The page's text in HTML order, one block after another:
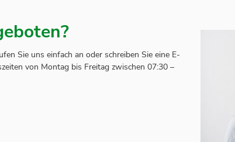
Sie uns einfach an oder schreiben Sie eine E-
von Montag bis Freitag zwischen 07:30 –